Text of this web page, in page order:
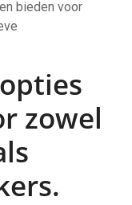
bieden voor
zowel